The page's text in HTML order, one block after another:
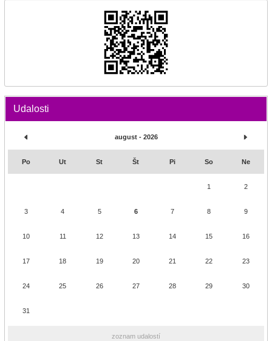
Udalosti
august - 2026
Po Ut St Št Pi So Ne
1 2
3 4 5 6 7 8 9
10 11 12 13 14 15 16
17 18 19 20 21 22 23
24 25 26 27 28 29 30
31
zoznam udalostí